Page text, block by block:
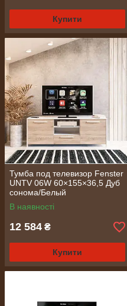
Купити
Тумба под телевизор Fenster
UNTV 06W 60×155×36,5 Дуб
сонома/Белый
В наявності
12 584 ₴
Купити